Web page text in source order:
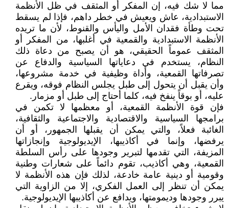
مما لا شك فيه، إن المفكر أو المثقف في ظل الأنظمة
الاستبدادية، عاش ويعيش في خطر داهم، فإذا لم يسقط
تحت وطأة فقدان الأمل واليأس والقنوط، لأن ما تريده
الأنظمة الاستبدادية والقمعية في أغلبها، من المفكر أو
المثقف عموماً الحقيقي، هو أن يصبح من دعاة ذلك
النظام، يستخدم في دعاياتها السياسية والدفاع عن
تصرفاتها القمعية، وأداة وظيفية في خدمة مشروعها،
وأن يقبل أن يتحول إلى طبل يجلس النظام فوقه، ويقرع
عليه، أو بوقاً ينفخ فيه، كلما أحتاج إلى طبل أو مزمار.
فإن قوة الأنظمة القمعية، أو معظمها لا تكمن في
برامجها السياسية والاقتصادية والاجتماعية والثقافية،
الغائبة فعلاً، والتي يمكن أن يقبلها الجمهور، أو أن
يرفضها، وإنما في أكاذيبها، الإيديولوجية وإنجازاتها
المزيفة، التي تقدمها لتبرير وجودها على رأس السلطة
القمعية، وهي أكاذيب، تقوم دائماً على شعارات وطنية
وقومية أو دينية عامة خادعة، لذلك فإن هذه الأنظمة لا
يمكن أن تنظر إلى العمل الفكري، إلا من الزاوية التي
يبرر وجودها وديمومتها، ويدافع عن أكاذيبها الإيديولوجية.